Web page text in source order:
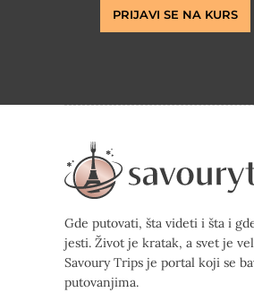
PRIJAVI SE NA KURS
Gde putovati, šta videti i šta i
jesti. Život je kratak, a svet je
Savoury Trips je portal koji se
putovanjima.